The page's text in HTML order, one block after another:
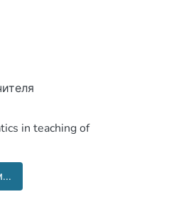
in teaching of